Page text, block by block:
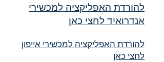
להורדת האפליקציה למכשירי
אנדרואיד לחצי כאן
להורדת האפליקציה למכשירי אייפון
לחצי כאן